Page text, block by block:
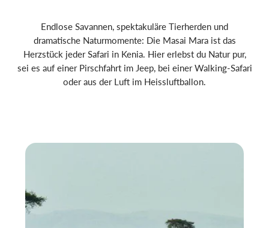
Endlose Savannen, spektakuläre Tierherden und
dramatische Naturmomente: Die Masai Mara ist das
Herzstück jeder Safari in Kenia. Hier erlebst du Natur pur,
sei es auf einer Pirschfahrt im Jeep, bei einer Walking-Safari
oder aus der Luft im Heissluftballon.